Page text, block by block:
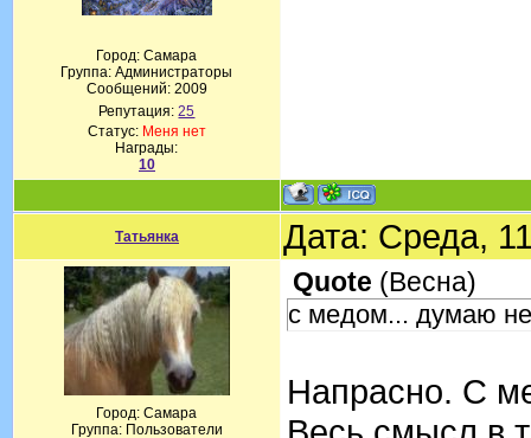
Город: Самара
Группа: Администраторы
Сообщений: 2009
Репутация:25
Статус: Меня нет
Награды:
10
Татьянка Дата: Среда,
Город: Самара
Группа: Пользователи
Quote (Весна)
с медом... думаю не
Напрасно. С